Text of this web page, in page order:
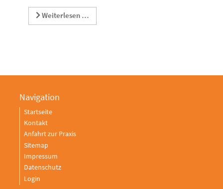
Weiterlesen …
Navigation
Startseite
Kontakt
Anfahrt zur Praxis
Sitemap
Impressum
Datenschutz
Login